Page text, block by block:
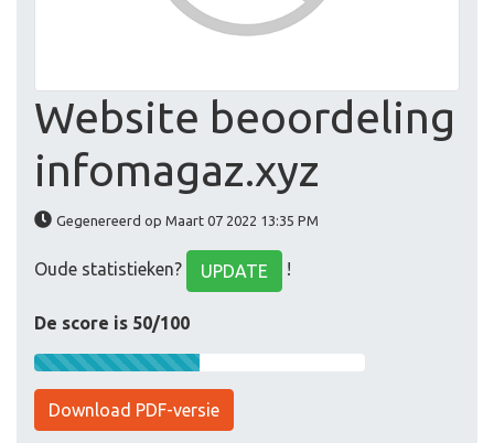
Website beoordeling
infomagaz.xyz
Gegenereerd op Maart 07 2022 13:35 PM
Oude statistieken? UPDATE !
De score is 50/100
Download PDF-versie